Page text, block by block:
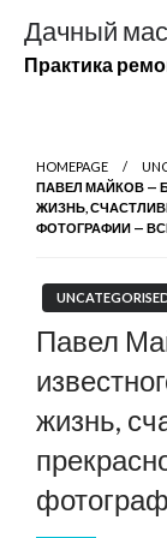
содержимому
Дачный
Практика
HOMEPAGE
ПАВЕЛ МАЙКОВ —
ЖИЗНЬ,
ФОТОГРАФИИ —
Павел
жизнь,